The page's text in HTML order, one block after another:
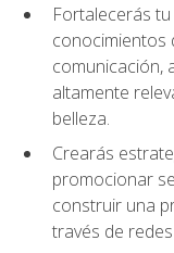
Fortalecerás
conocimientos
comunicación,
altamente
belleza.
Crearás
promocionar
construir una
través de